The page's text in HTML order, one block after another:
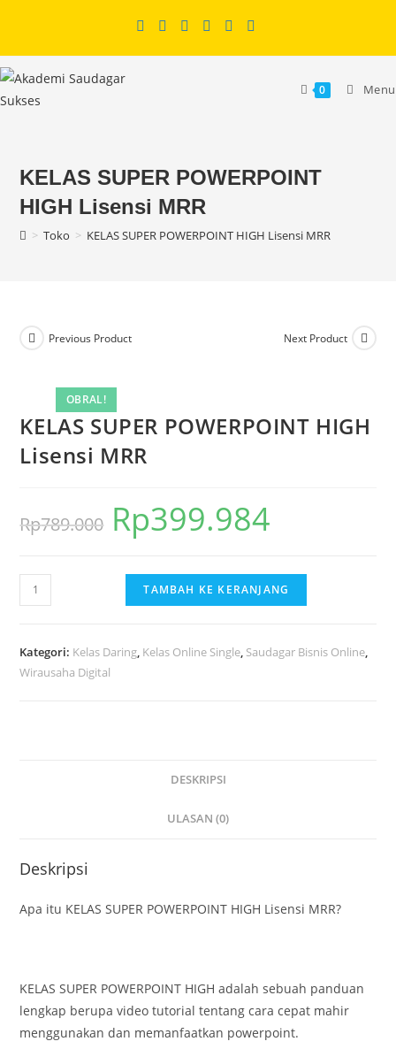
content
0 Menu
KELAS SUPER POWERPOINT
HIGH Lisensi MRR
> Toko > KELAS SUPER POWERPOINT HIGH Lisensi MRR
OBRAL!
Previous Product Next Product
KELAS SUPER POWERPOINT HIGH
Lisensi MRR
Rp789.000
Harga
aslinya
adalah:
Rp789.000.
Rp399.984
ini
adalah:
Kuantitas
KELAS
POWERPOINT
HIGH
TAMBAH KE KERANJANG
Kategori: Kelas Daring Kelas Online Single Saudagar Bisnis Online
Wirausaha Digital
DESKRIPSI
ULASAN (0)
Deskripsi
Apa itu KELAS SUPER POWERPOINT HIGH Lisensi MRR?
KELAS SUPER POWERPOINT HIGH adalah sebuah panduan
lengkap berupa video tutorial tentang cara cepat mahir
menggunakan dan memanfaatkan powerpoint.